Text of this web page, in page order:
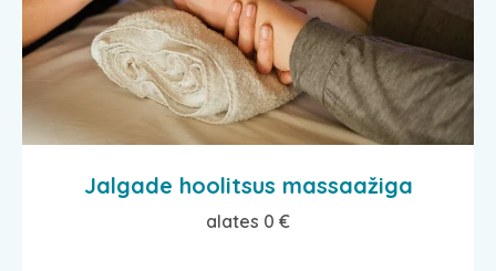
Jalgade hoolitsus massaažiga
alates 0 €